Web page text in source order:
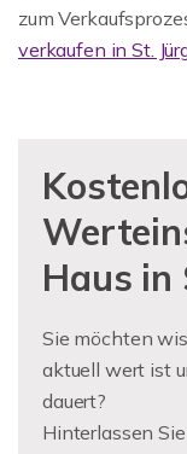
zum
verkaufen in St.
Haus in
Sie möchten
aktuell wert ist
dauert?
Hinterlassen